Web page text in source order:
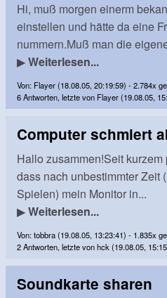
Hi, muß morgen einerm
einstellen und hätte da eine
nummern.Muß man die
▶Weiterlesen...
Von: Flayer (18.08.05, 20:19:59) - 2.784x
6 Antworten, letzte von Flayer (19.08.05,
Computer schmiert
Hallo zusammen!Seit
dass nach unbestimmter Zeit
Spielen) mein Monitor in...
▶Weiterlesen...
Von: tobbra (19.08.05, 13:23:41) - 1.835x
2 Antworten, letzte von hck (19.08.05,
Soundkarte sharen